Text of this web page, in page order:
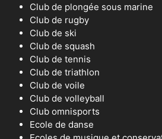
Club de plongée sous marine
Club de rugby
Club de ski
Club de squash
Club de tennis
Club de triathlon
Club de voile
Club de volleyball
Club omnisports
Ecole de danse